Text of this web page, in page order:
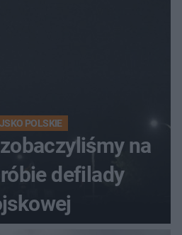
POLSKIE
na
defilady